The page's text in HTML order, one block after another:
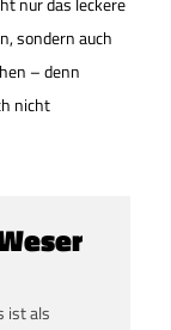
sondern auch
– denn
nicht
ist als